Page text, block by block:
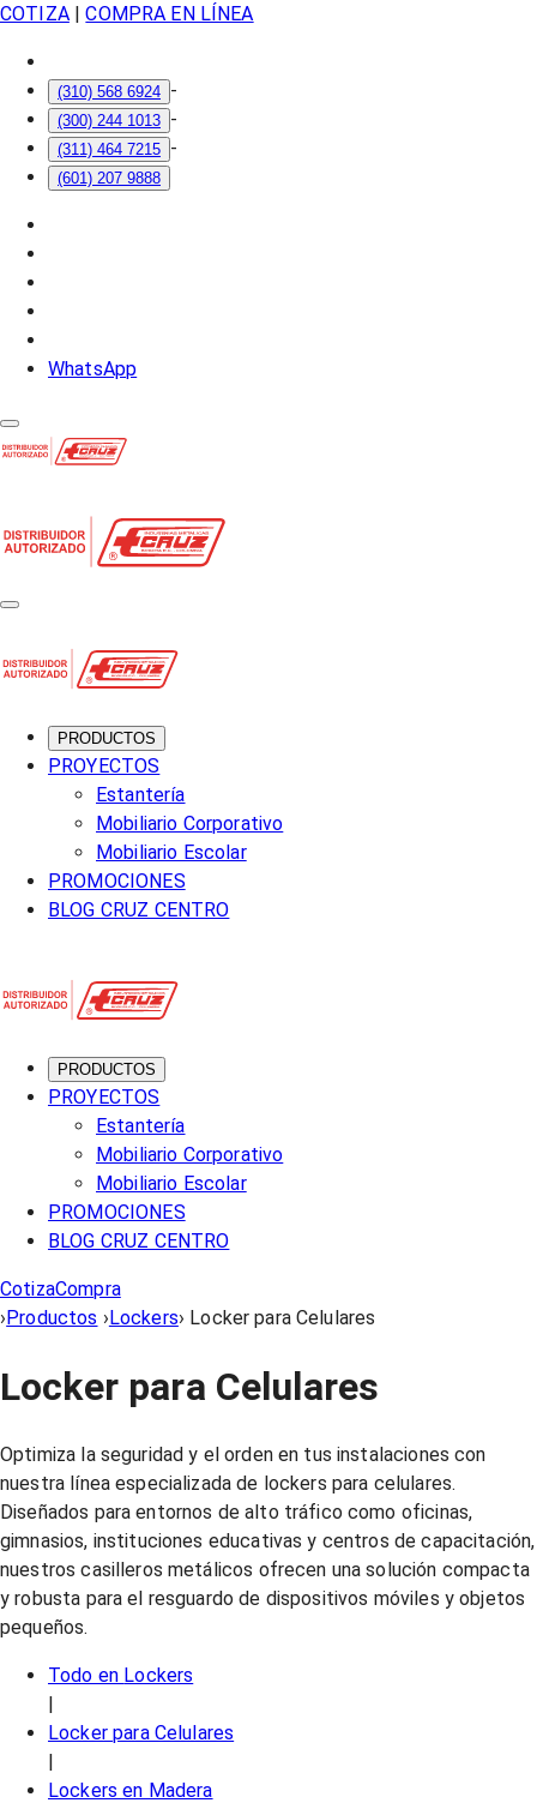
COTIZA| COMPRA EN LÍNEA
(310) 568 6924 -
(300) 244 1013 -
(311) 464 7215 -
(601) 207 9888
WhatsApp
PRODUCTOS
PROYECTOS
Estantería
Mobiliario Corporativo
Mobiliario Escolar
PROMOCIONES
BLOG CRUZ CENTRO
PRODUCTOS
PROYECTOS
Estantería
Mobiliario Corporativo
Mobiliario Escolar
PROMOCIONES
BLOG CRUZ CENTRO
CotizaCompra
›Productos ›Lockers› Locker para Celulares
Locker para Celulares
Optimiza la seguridad y el orden en tus instalaciones con
nuestra línea especializada de lockers para celulares.
Diseñados para entornos de alto tráfico como oficinas,
gimnasios, instituciones educativas y centros de capacitación,
nuestros casilleros metálicos ofrecen una solución compacta
y robusta para el resguardo de dispositivos móviles y objetos
pequeños.
Todo en Lockers
Locker para Celulares
Lockers en Madera